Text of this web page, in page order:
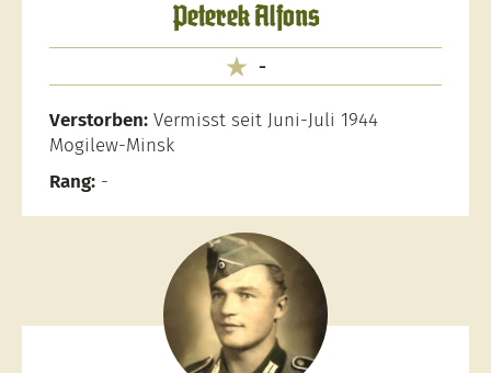
Peterek Alfons
-
Verstorben: Vermisst seit Juni-Juli 1944
Mogilew-Minsk
Rang: -